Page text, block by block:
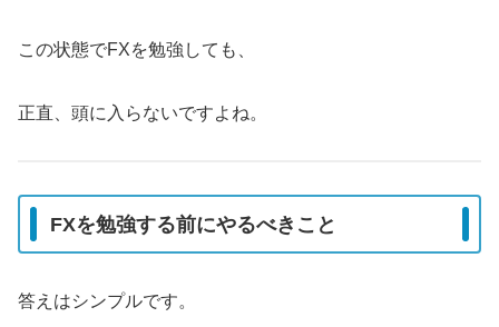
この状態でFXを勉強しても、
正直、頭に入らないですよね。
FXを勉強する前にやるべきこと
答えはシンプルです。